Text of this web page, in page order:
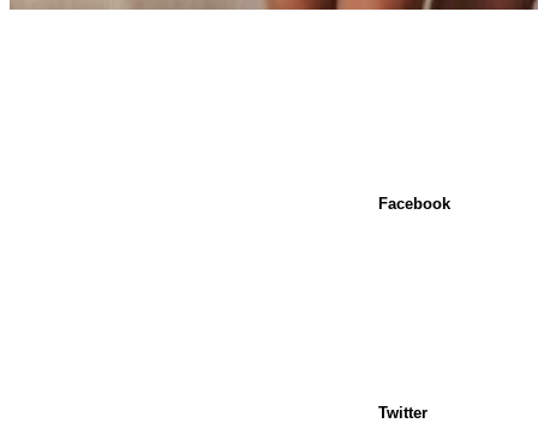
Facebook
Twitter